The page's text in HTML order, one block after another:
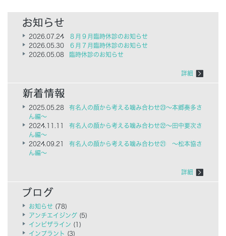
2026.07.24
８月９月臨時休診のお知らせ
2026.05.30
６月７月臨時休診のお知らせ
2026.05.08
臨時休診のお知らせ
詳細
2025.05.28
有名人の顔から考える噛み合わせ㉓～本郷奏多さ
ん編～
2024.11.11
有名人の顔から考える噛み合わせ㉒～田中要次さ
ん編～
2024.09.21
有名人の顔から考える噛み合わせ㉑ ～松本協さ
ん編～
詳細
お知らせ (78)
アンチエイジング (5)
インビザライン (1)
インプラント (3)